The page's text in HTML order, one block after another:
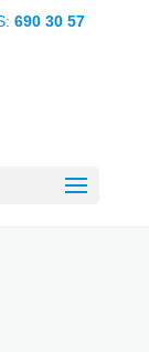
690 30 57